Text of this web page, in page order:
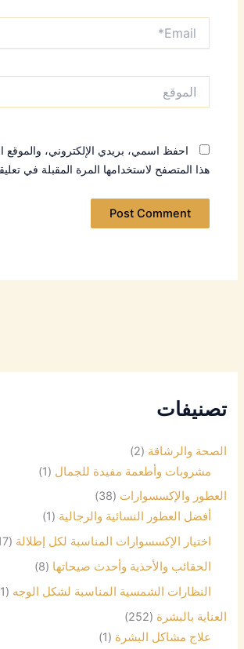
احفظ اسمي، بريدي الإلكتروني، والموقع
هذا المتصفح لاستخدامها المرة المقبلة في
تصنيفات
الصحة والرشاقة (2)
مشروبات وأطعمة مفيدة للجمال (1)
العطور والإكسسوارات (38)
أفضل العطور النسائية والرجالية (1)
اختيار الإكسسوارات المناسبة لكل إطلالة (17)
الحقائب والأحذية وأحدث صيحاتها (8)
النظارات الشمسية المناسبة لشكل الوجه (1)
العناية بالبشرة (252)
علاج مشاكل البشرة (1)